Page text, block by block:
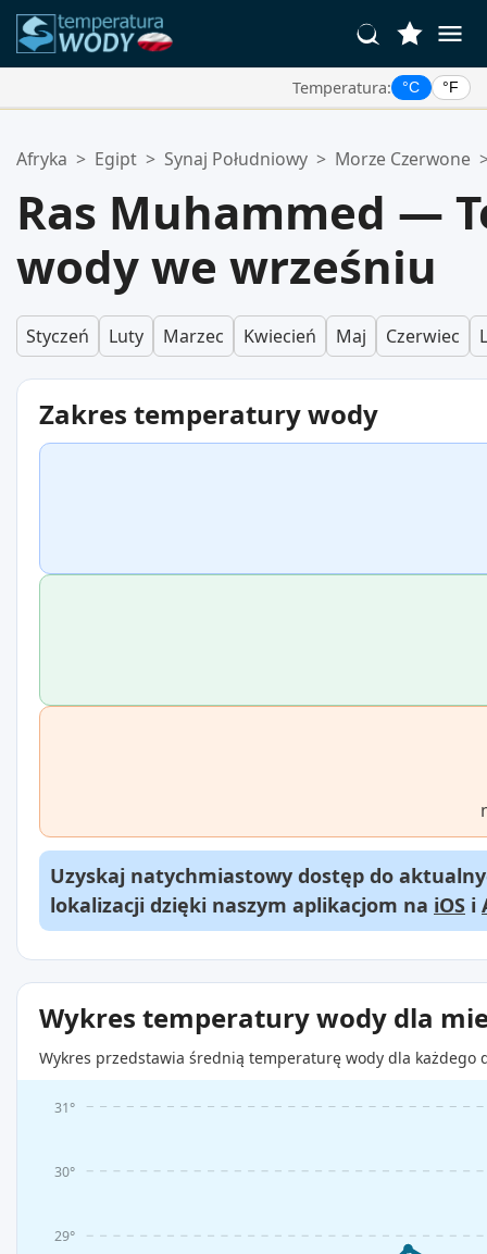
Temperatura: °C °F
Twoja lista ulubionych jest pusta.
Afryka > Egipt > Synaj Południowy > Morze Czerwone
Ras Muhammed —
wody we wrześniu
Styczeń Luty Marzec Kwiecień Maj Czerwiec
Zakres temperatury wody
Uzyskaj natychmiastowy dostęp do
lokalizacji dzięki naszym aplikacjom na iOS i
Wykres temperatury wody dla
Wykres przedstawia średnią temperaturę wody dla
29°
30°
31°